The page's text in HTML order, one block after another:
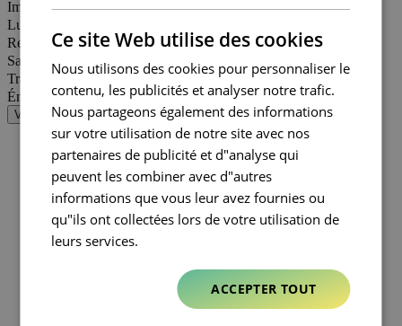
Immobilier (1)
Luxe (3)
Retail (21)
Santé et bien-être (1)
Travel Retail (3)
Énergie (2)
Valider
Belgique (1)
Bulgarie
Danemark
Espagne
Estonie
Finlande
France (19)
Grèce (2)
Italie (2)
Kosovo
Macédoine du Nord
Monténégro
Norvège
Ce site Web utilise des cookies
Nous utilisons des cookies pour personnaliser le
contenu, les publicités et analyser notre trafic.
Nous partageons également des informations
sur votre utilisation de notre site avec nos
partenaires de publicité et d"analyse qui
peuvent les combiner avec d"autres
informations que vous leur avez fournies ou
qu"ils ont collectées lors de votre utilisation de
leurs services.
ACCEPTER TOUT